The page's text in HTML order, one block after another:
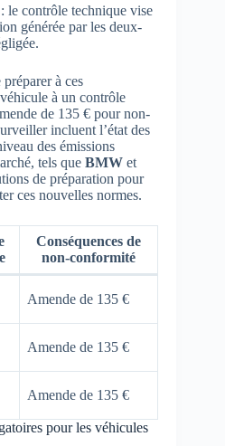
: le contrôle technique vise
générée par les deux-
à ces
à un contrôle
de 135 € pour non-
incluent l’état des
des émissions
tels que BMW et
de préparation pour
ces nouvelles normes.
Conséquences de
non-conformité
Amende de 135 €
Amende de 135 €
Amende de 135 €
pour les véhicules